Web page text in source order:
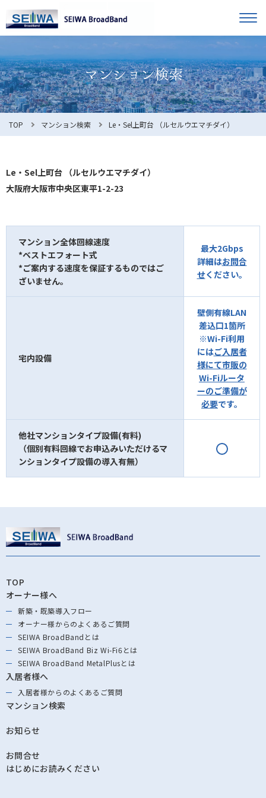
オーナー様へ
入居者様へ
お知らせ
利用規約
お問合せ マンション検索
TOP マンション検索 Le・Sel上町台 （ルセルウエマチダイ）
Le・Sel上町台 （ルセルウエマチダイ）
大阪府大阪市中央区東平1-2-23
マンション全体回線速度
*ベストエフォート式
*ご案内する速度を保証するものではご
ざいません。
最大2Gbps
詳細はお問合
せください。
宅内設備
壁側有線LAN
差込口1箇所
※Wi-Fi利用
にはご入居者
様にて市販の
Wi-Fiルータ
ーのご準備が
必要です。
他社マンションタイプ設備(有料)
（個別有料回線でお申込みいただけるマ
ンションタイプ設備の導入有無）
TOP
オーナー様へ
新築・既築導⼊フロー
オーナー様からのよくあるご質問
SEIWA BroadBandとは
SEIWA BroadBand Biz Wi-Fi6とは
SEIWA BroadBand MetalPlusとは
入居者様へ
入居者様からのよくあるご質問
マンション検索
お知らせ
お問合せ
はじめにお読みください